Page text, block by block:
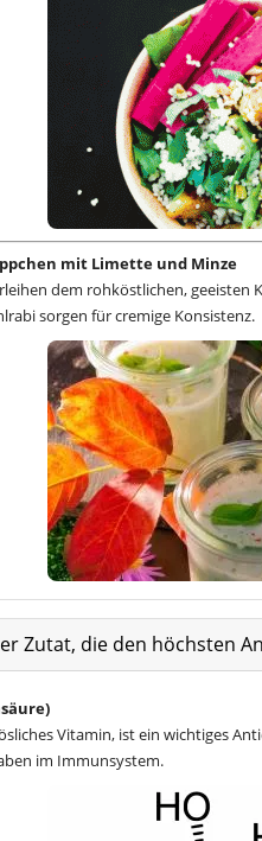
mit Limette und Minze
dem rohköstlichen, geeisten
sorgen für cremige Konsistenz.
Zutat, die den höchsten
Vitamin, ist ein wichtiges
im Immunsystem.